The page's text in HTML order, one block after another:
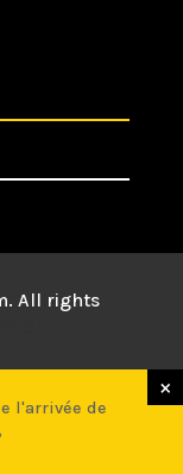
All rights
l'arrivée de
×
l'arrivée de
×